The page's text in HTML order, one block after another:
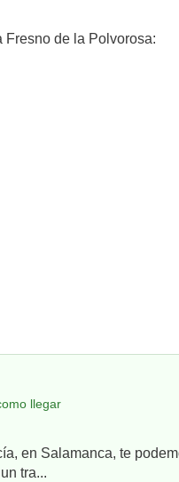
Fresno de la Polvorosa:
llegar
en Salamanca, te
tra...